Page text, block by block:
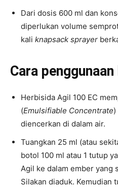
Dari dosis 600 ml dan
diperlukan volume
kali knapsack sprayer
Cara
Herbisida Agil 100 EC
(Emulsifiable Concentrate
diencerkan di dalam air.
Tuangkan 25 ml (atau
botol 100 ml atau 1 tutup
Agil ke dalam ember yang
Silakan diaduk. Kemudian